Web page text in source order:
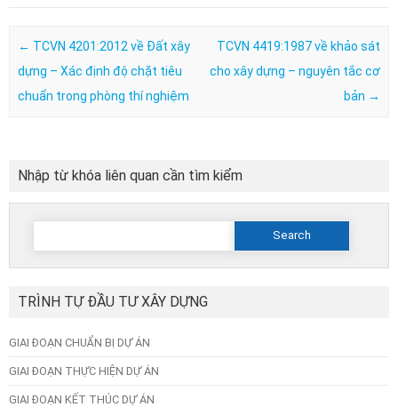
Post navigation
← TCVN 4201:2012 về Đất xây
dựng – Xác định độ chặt tiêu
chuẩn trong phòng thí nghiệm
TCVN 4419:1987 về khảo sát
cho xây dựng – nguyên tắc cơ
bản →
Nhập từ khóa liên quan cần tìm kiểm
Search
TRÌNH TỰ ĐẦU TƯ XÂY DỰNG
GIAI ĐOẠN CHUẨN BỊ DỰ ÁN
GIAI ĐOẠN THỰC HIỆN DỰ ÁN
GIAI ĐOẠN KẾT THÚC DỰ ÁN